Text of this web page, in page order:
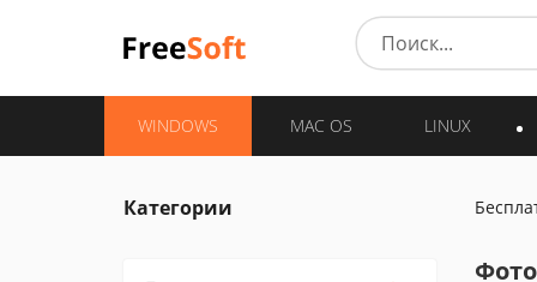
WINDOWS MAC OS LINUX
Категории